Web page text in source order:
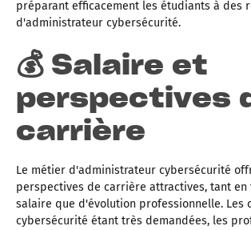
préparant efficacement les étudiants à des
d'administrateur cybersécurité.
💰 Salaire et
perspectives
carrière
Le métier d'administrateur cybersécurité
perspectives de carrière attractives, tant en
salaire que d'évolution professionnelle. Les
cybersécurité étant très demandées, les